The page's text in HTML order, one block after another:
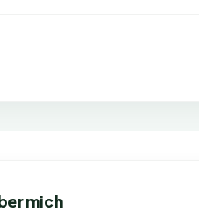
mich